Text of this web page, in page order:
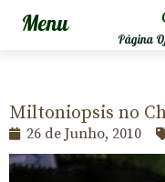
Página
Miltoniopsis no
26 de Junho, 2010